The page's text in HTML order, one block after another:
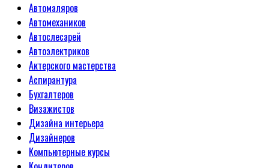
Автомаляров
Автомехаников
Автослесарей
Автоэлектриков
Актерского мастерства
Аспирантура
Бухгалтеров
Визажистов
Дизайна интерьера
Дизайнеров
Компьютерные курсы